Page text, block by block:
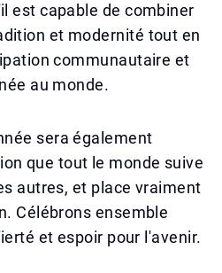
est capable de combiner
et modernité tout en
communautaire et
au monde.
sera également
que tout le monde suive
autres, et place vraiment
Célébrons ensemble
et espoir pour l'avenir.